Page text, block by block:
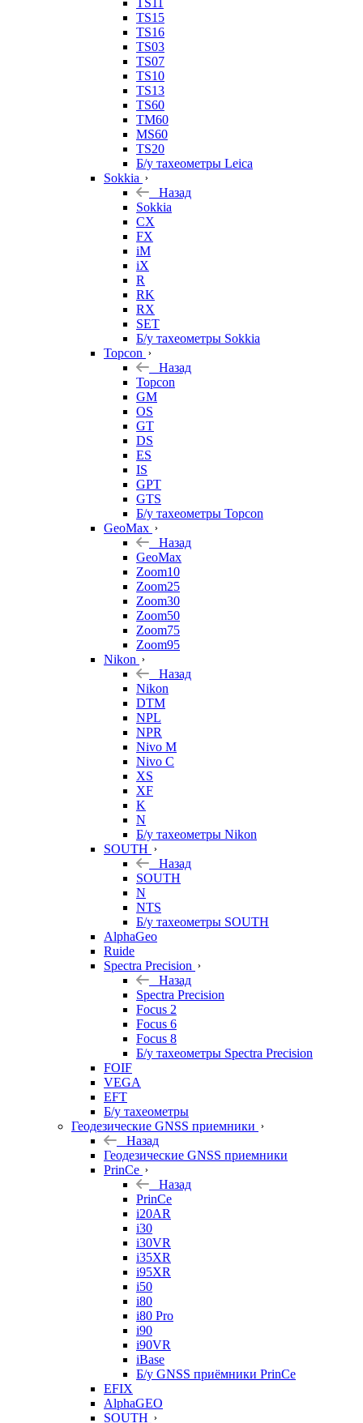
TS11
TS15
TS16
TS03
TS07
TS10
TS13
TS60
TM60
MS60
TS20
Б/у тахеометры Leica
Sokkia
Назад
Sokkia
CX
FX
iM
iX
R
RK
RX
SET
Б/у тахеометры Sokkia
Topcon
Назад
Topcon
GM
OS
GT
DS
ES
IS
GPT
GTS
Б/у тахеометры Topcon
GeoMax
Назад
GeoMax
Zoom10
Zoom25
Zoom30
Zoom50
Zoom75
Zoom95
Nikon
Назад
Nikon
DTM
NPL
NPR
Nivo M
Nivo C
XS
XF
K
N
Б/у тахеометры Nikon
SOUTH
Назад
SOUTH
N
NTS
Б/у тахеометры SOUTH
AlphaGeo
Ruide
Spectra Precision
Назад
Spectra Precision
Focus 2
Focus 6
Focus 8
Б/у тахеометры Spectra Precision
FOIF
VEGA
EFT
Б/у тахеометры
Геодезические GNSS приемники
Назад
Геодезические GNSS приемники
PrinCe
Назад
PrinCe
i20AR
i30
i30VR
i35XR
i95XR
i50
i80
i80 Pro
i90
i90VR
iBase
Б/у GNSS приёмники PrinCe
EFIX
AlphaGEO
SOUTH